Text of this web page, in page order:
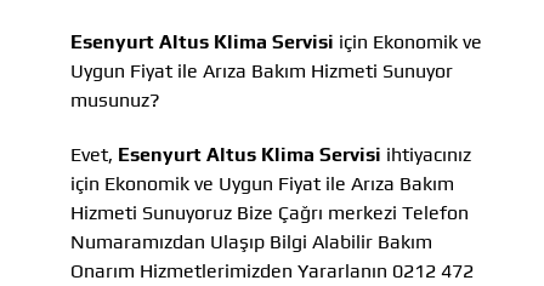
Esenyurt Altus Klima Servisi için Ekonomik ve
Uygun Fiyat ile Arıza Bakım Hizmeti Sunuyor
musunuz?
Evet, Esenyurt Altus Klima Servisi ihtiyacınız
için Ekonomik ve Uygun Fiyat ile Arıza Bakım
Hizmeti Sunuyoruz Bize Çağrı merkezi Telefon
Numaramızdan Ulaşıp Bilgi Alabilir Bakım
Onarım Hizmetlerimizden Yararlanın 0212 472